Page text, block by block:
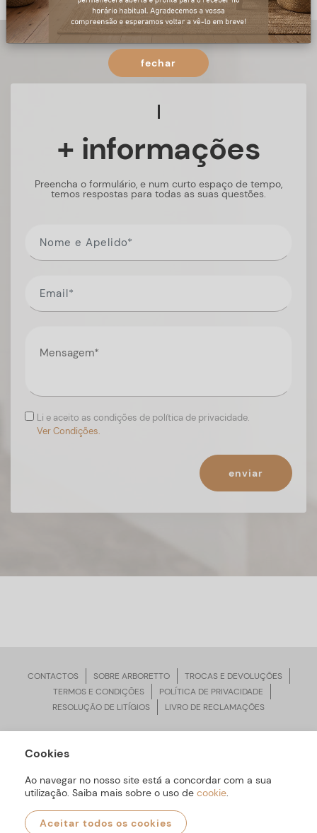
+ informações
Preencha o formulário, e num curto espaço de tempo,
temos respostas para todas as suas questões.
Li e aceito as condições de política de privacidade.
Ver Condições.
enviar
CONTACTOS SOBRE ARBORETTO
TROCAS E DEVOLUÇÕES
TERMOS E CONDIÇÕES
POLÍTICA DE PRIVACIDADE
RESOLUÇÃO DE LITÍGIOS
LIVRO DE RECLAMAÇÕES
ARBORETTO © Todos os Direitos Reservados | Desenvolvido por
Cookies
Ao navegar no nosso site está a concordar com a sua
utilização. Saiba mais sobre o uso de cookie.
Aceitar todos os cookies
fechar